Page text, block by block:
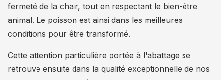
fermeté de la chair, tout en respectant le bien-être
animal. Le poisson est ainsi dans les meilleures
conditions pour être transformé.
Cette attention particulière portée à l'abattage se
retrouve ensuite dans la qualité exceptionnelle de nos